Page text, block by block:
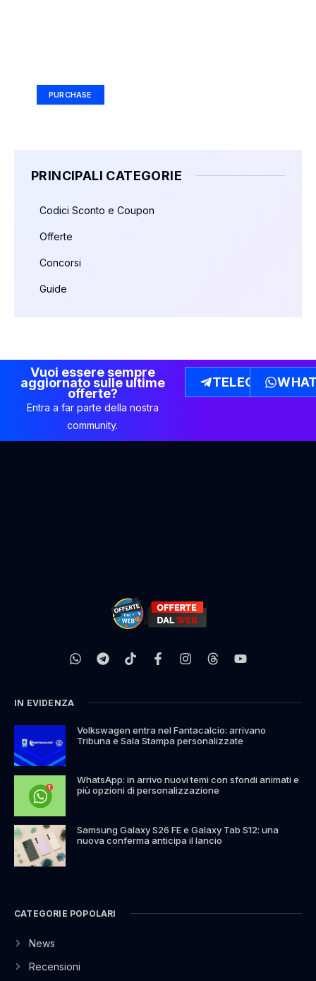
PURCHASE
PRINCIPALI CATEGORIE
Codici Sconto e Coupon
Offerte
Concorsi
Guide
Vuoi essere sempre
aggiornato sulle ultime
offerte?
Entra a far parte della nostra
community.
TELEGRAM
IN EVIDENZA
Volkswagen entra nel Fantacalcio: arrivano
Tribuna e Sala Stampa personalizzate
WhatsApp: in arrivo nuovi temi con sfondi animati e
più opzioni di personalizzazione
Samsung Galaxy S26 FE e Galaxy Tab S12: una
nuova conferma anticipa il lancio
CATEGORIE POPOLARI
News
Recensioni